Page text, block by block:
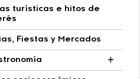
turísticas e hitos de
Fiestas y Mercados